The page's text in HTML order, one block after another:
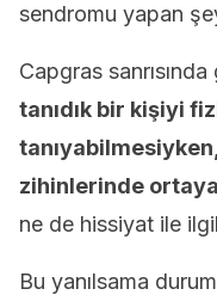
sendromu yapan
Capgras
tanıdık bir kişiyi
zihinlerinde
ne de hissiyat ile
Bu yanılsama